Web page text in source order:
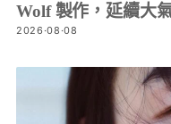
Wolf 製作，延續大
2026·08·08